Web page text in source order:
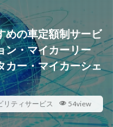
めの車定額制サービ
ン・マイカーリー
カー・マイカーシェ
リティサービス 54view